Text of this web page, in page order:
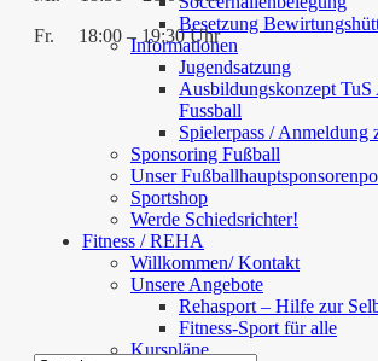
Besetzung
Informationen
Jugendsatzung
Ausbildungskonzept TuS
Fussball
Spielerpass / Anmeldung
Sponsoring Fußball
Unser
Sportshop
Werde Schiedsrichter!
Fitness / REHA
Willkommen/ Kontakt
Unsere Angebote
Rehasport – Hilfe zur
Fitness-Sport für alle
Kurspläne
Fr. 18:00 – 19:30 Uhr